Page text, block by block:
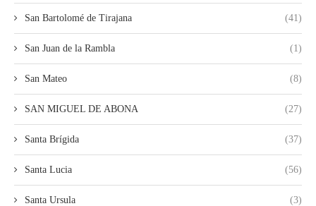
San Bartolomé de Tirajana (41)
San Juan de la Rambla (1)
San Mateo (8)
SAN MIGUEL DE ABONA (27)
Santa Brígida (37)
Santa Lucia (56)
Santa Ursula (3)